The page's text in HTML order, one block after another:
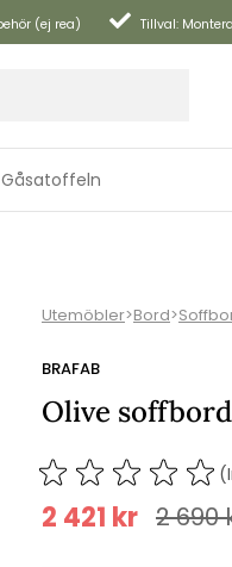
(ej rea) Tillval:
Gåsatoffeln
Utemöbler>Bord>
BRAFAB
Olive
2 690
2 421 kr